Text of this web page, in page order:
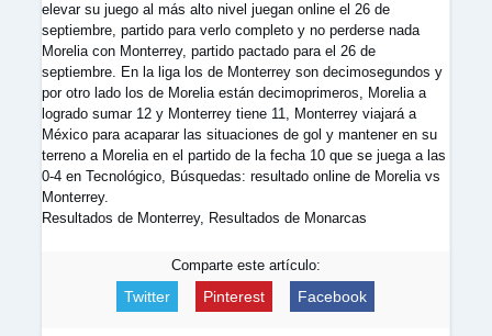
elevar su juego al más alto nivel juegan online el 26 de
septiembre, partido para verlo completo y no perderse nada
Morelia con Monterrey, partido pactado para el 26 de
septiembre. En la liga los de Monterrey son decimosegundos y
por otro lado los de Morelia están decimoprimeros, Morelia a
logrado sumar 12 y Monterrey tiene 11, Monterrey viajará a
México para acaparar las situaciones de gol y mantener en su
terreno a Morelia en el partido de la fecha 10 que se juega a las
0-4 en Tecnológico, Búsquedas: resultado online de Morelia vs
Monterrey.
Resultados de Monterrey, Resultados de Monarcas
Comparte este artículo:
Twitter Pinterest Facebook